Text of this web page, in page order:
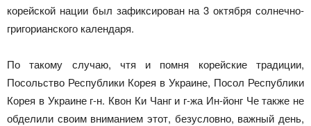
корейской нации был зафиксирован на 3 октября солнечно-
григорианского календаря.
По такому случаю, чтя и помня корейские традиции,
Посольство Республики Корея в Украине, Посол Республики
Корея в Украине г-н. Квон Ки Чанг и г-жа Ин-йонг Че также не
обделили своим вниманием этот, безусловно, важный день,